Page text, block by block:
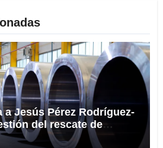
a Jesús Pérez Rodríguez-
del rescate de